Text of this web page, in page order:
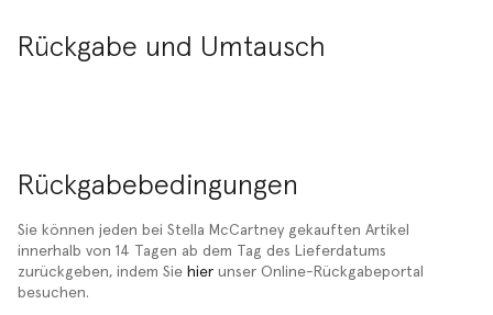
Rückgabe und Umtausch
Rückgabebedingungen
Sie können jeden bei Stella McCartney gekauften Artikel
innerhalb von 14 Tagen ab dem Tag des Lieferdatums
zurückgeben, indem Sie hier unser Online-Rückgabeportal
besuchen.